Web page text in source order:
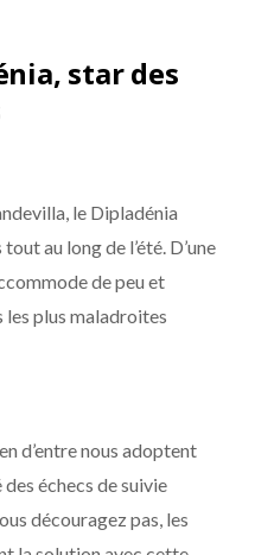
star des
le Dipladénia
au long de l’été. D’une
de peu et
les plus maladroites
d’entre nous adoptent
échecs de suivie
découragez pas, les